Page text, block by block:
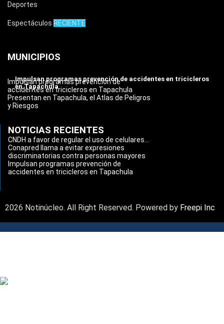
Deportes
Espectáculos RECIENTE
MUNICIPIOS
Impulsan programas prevención de accidentes en tricicleros
en Tapachula
Impulsan programas prevención de
accidentes en tricicleros en Tapachula
Presentan en Tapachula, el Atlas de Peligros
y Riesgos
NOTICIAS RECIENTES
CNDH a favor de regular el uso de celulares...
Conapred llama a evitar expresiones
discriminatorias contra personas mayores
Impulsan programas prevención de
accidentes en tricicleros en Tapachula
2026 Notinúcleo. All Right Reserved. Powered by Freepi Inc